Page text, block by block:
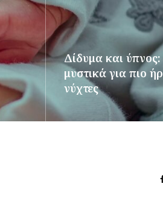
Δίδυμα και ύπνος:
μυστικά για πιο
νύχτες
ΠΕΡΙΣΣΌΤΕΡΑ